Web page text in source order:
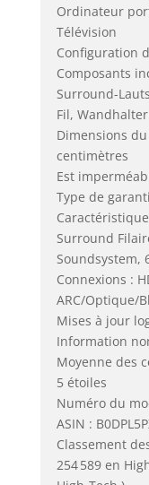
Ordinateur
Télévision
Configuration
Composants
Surround-
Fil,
Dimensions
centimètres
Est
Type de
Surround
Soundsystem,
Connexions :
ARC/Optique/
Mises à jour
Information
Moyenne des
5 étoiles
Numéro du
ASIN :
Classement
254 589 en